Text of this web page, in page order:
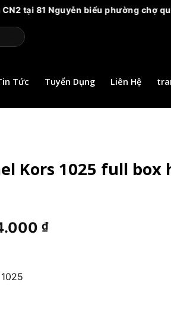
biểu phường chợ quán HCM.
Tức Tuyển Dụng Liên Hệ
Kors 1025 full box
₫.
₫Giá